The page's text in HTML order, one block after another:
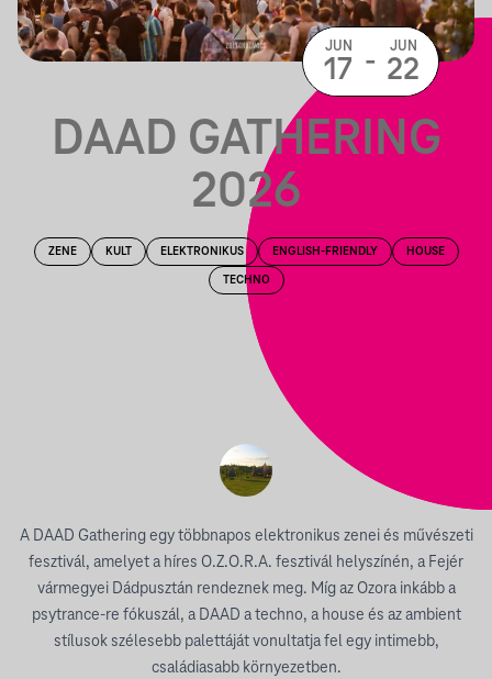
DAAD GATHERING
2026
ZENE KULT ELEKTRONIKUS ENGLISH-FRIENDLY HOUSE
TECHNO
A DAAD Gathering egy többnapos elektronikus zenei és művészeti
fesztivál, amelyet a híres O.Z.O.R.A. fesztivál helyszínén, a Fejér
vármegyei Dádpusztán rendeznek meg. Míg az Ozora inkább a
psytrance-re fókuszál, a DAAD a techno, a house és az ambient
stílusok szélesebb palettáját vonultatja fel egy intimebb,
családiasabb környezetben.
JUN
17 - JUN
22